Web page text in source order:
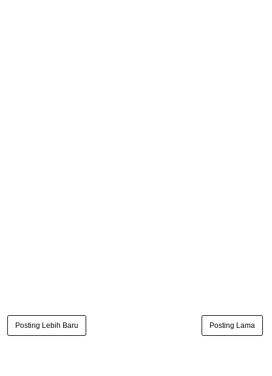
Posting Lebih Baru Posting Lama